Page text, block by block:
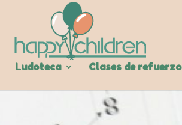
Ludoteca Clases de refuerzo